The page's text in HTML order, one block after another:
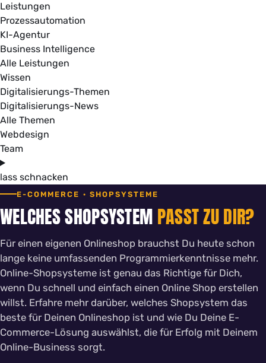
Leistungen
Prozessautomation
KI-Agentur
Business Intelligence
Alle Leistungen
Wissen
Digitalisierungs-Themen
Digitalisierungs-News
Alle Themen
Webdesign
Team
lass schnacken
E-COMMERCE · SHOPSYSTEME
WELCHES SHOPSYSTEM PASST ZU DIR?
Für einen eigenen Onlineshop brauchst Du heute schon
lange keine umfassenden Programmierkenntnisse mehr.
Online-Shopsysteme ist genau das Richtige für Dich,
wenn Du schnell und einfach einen Online Shop erstellen
willst. Erfahre mehr darüber, welches Shopsystem das
beste für Deinen Onlineshop ist und wie Du Deine E-
Commerce-Lösung auswählst, die für Erfolg mit Deinem
Online-Business sorgt.